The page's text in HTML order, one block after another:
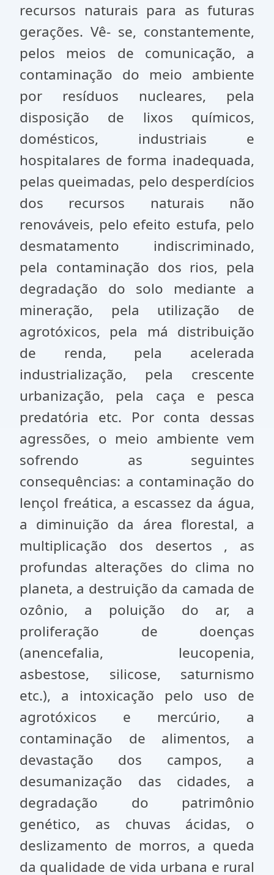
recursos naturais para as futuras
gerações. Vê- se, constantemente,
pelos meios de comunicação, a
contaminação do meio ambiente
por resíduos nucleares, pela
disposição de lixos químicos,
domésticos, industriais e
hospitalares de forma inadequada,
pelas queimadas, pelo desperdícios
dos recursos naturais não
renováveis, pelo efeito estufa, pelo
desmatamento indiscriminado,
pela contaminação dos rios, pela
degradação do solo mediante a
mineração, pela utilização de
agrotóxicos, pela má distribuição
de renda, pela acelerada
industrialização, pela crescente
urbanização, pela caça e pesca
predatória etc. Por conta dessas
agressões, o meio ambiente vem
sofrendo as seguintes
consequências: a contaminação do
lençol freática, a escassez da água,
a diminuição da área florestal, a
multiplicação dos desertos , as
profundas alterações do clima no
planeta, a destruição da camada de
ozônio, a poluição do ar, a
proliferação de doenças
(anencefalia, leucopenia,
asbestose, silicose, saturnismo
etc.), a intoxicação pelo uso de
agrotóxicos e mercúrio, a
contaminação de alimentos, a
devastação dos campos, a
desumanização das cidades, a
degradação do patrimônio
genético, as chuvas ácidas, o
deslizamento de morros, a queda
da qualidade de vida urbana e rural